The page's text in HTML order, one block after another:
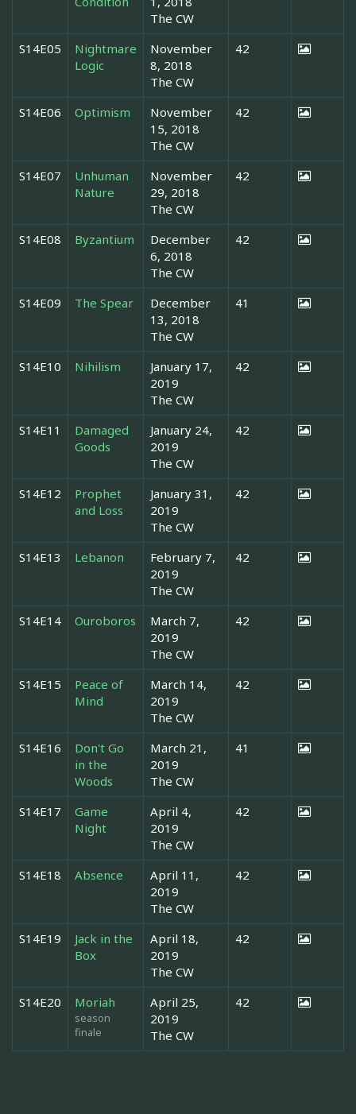
The CW
S14E05
Nightmare
Logic
November
8, 2018
The CW
42
S14E06 Optimism
November
15, 2018
The CW
42
S14E07
Unhuman
Nature
November
29, 2018
The CW
42
S14E08 Byzantium
December
6, 2018
The CW
42
S14E09 The Spear
December
13, 2018
The CW
41
S14E10 Nihilism
January 17,
2019
The CW
42
S14E11
Damaged
Goods
January 24,
2019
The CW
42
S14E12
Prophet
and Loss
January 31,
2019
The CW
42
S14E13 Lebanon
February 7,
2019
The CW
42
S14E14 Ouroboros
March 7,
2019
The CW
42
S14E15
Peace of
Mind
March 14,
2019
The CW
42
S14E16
Don't Go
in the
Woods
March 21,
2019
The CW
41
S14E17
Game
Night
April 4,
2019
The CW
42
S14E18 Absence
April 11,
2019
The CW
42
S14E19
Jack in the
Box
April 18,
2019
The CW
42
S14E20 Moriah
season
finale
April 25,
2019
The CW
42